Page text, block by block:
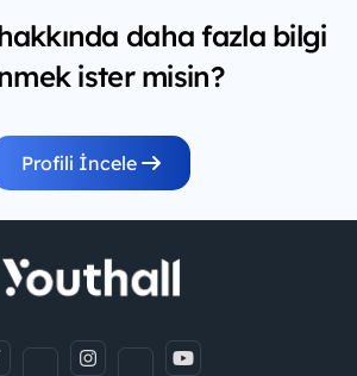
daha fazla bilgi
ister misin?
Profili İncele